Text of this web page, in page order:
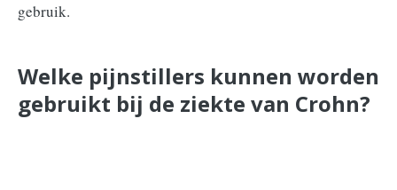
gebruik.
Welke pijnstillers kunnen worden
gebruikt bij de ziekte van Crohn?